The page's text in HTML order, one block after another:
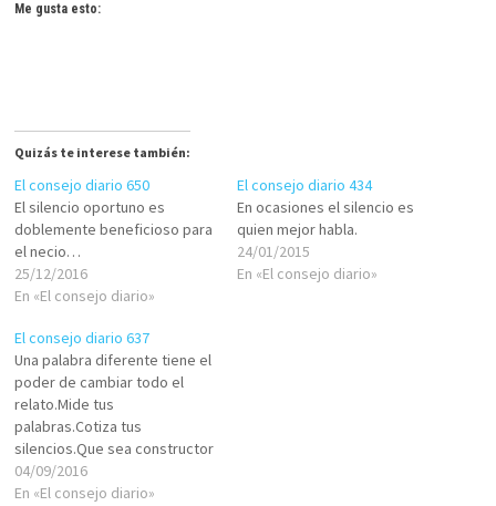
Me gusta esto:
Quizás te interese también:
El consejo diario 650
El silencio oportuno es
doblemente beneficioso para
el necio…
25/12/2016
En «El consejo diario»
El consejo diario 434
En ocasiones el silencio es
quien mejor habla.
24/01/2015
En «El consejo diario»
El consejo diario 637
Una palabra diferente tiene el
poder de cambiar todo el
relato.Mide tus
palabras.Cotiza tus
silencios.Que sea constructor
de SHALOM, depende de ti.
04/09/2016
En «El consejo diario»